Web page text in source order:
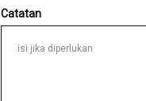
Catatan